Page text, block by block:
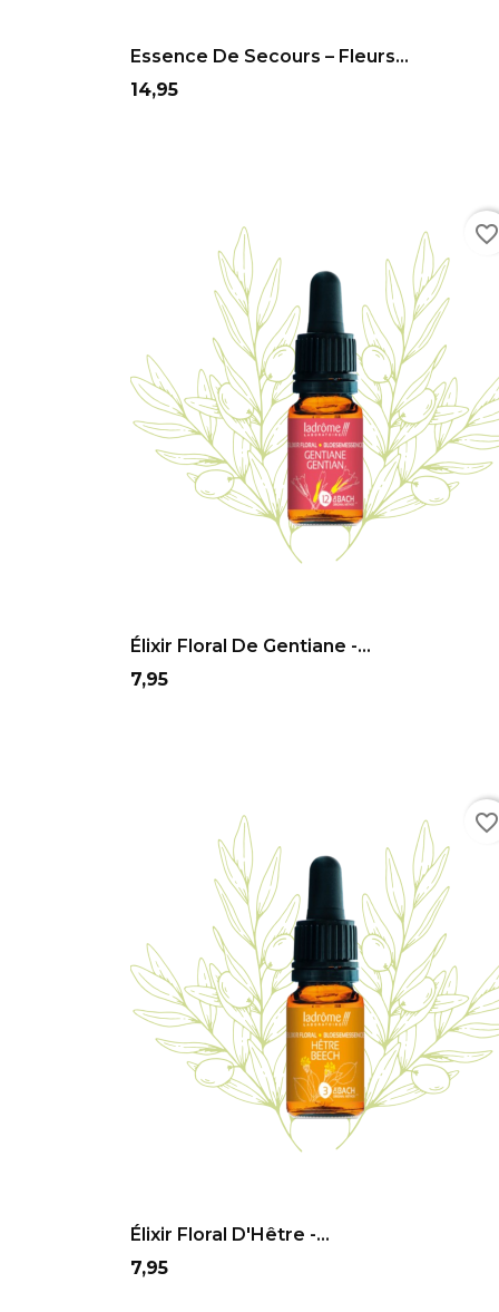
Essence De Secours – Fleurs...
Prix
14,95
Élixir Floral De Gentiane -...
Prix
7,95
favorite_border
Élixir Floral D'Hêtre -...
Prix
7,95
favorite_border